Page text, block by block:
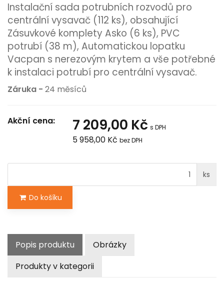
Instalační sada potrubních rozvodů pro
centrální vysavač (112 ks), obsahující
Zásuvkové komplety Asko (6 ks), PVC
potrubí (38 m), Automatickou lopatku
Vacpan s nerezovým krytem a vše potřebné
k instalaci potrubí pro centrální vysavač.
Záruka - 24 měsíců
Akční cena: 7 209,00 Kč s DPH
5 958,00 Kč bez DPH
ks
Do košíku
Popis produktu
Obrázky
Produkty v kategorii